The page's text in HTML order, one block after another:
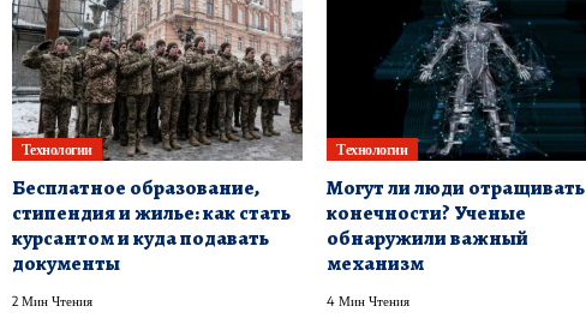
Технологии
Бесплатное образование,
стипендия и жилье: как стать
курсантом и куда подавать
документы
2 Мин Чтения
Технологии
Могут ли люди отращивать
конечности? Ученые
обнаружили важный
механизм
4 Мин Чтения